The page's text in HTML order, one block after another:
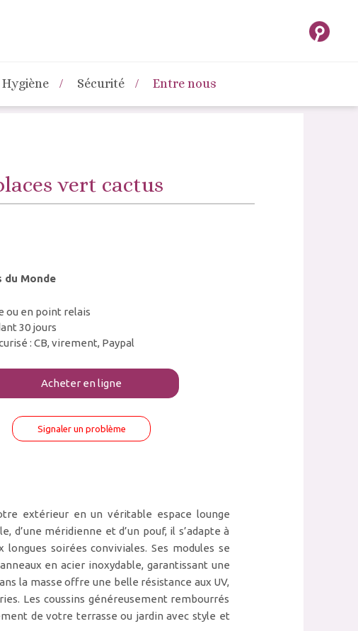
Hygiène Sécurité Entre nous
vert cactus
du Monde
ou en point relais
30 jours
: CB, virement, Paypal
Acheter en ligne
Signaler un problème
extérieur en un véritable espace lounge
d’une méridienne et d’un pouf, il s’adapte à
soirées conviviales. Ses modules se
en acier inoxydable, garantissant une
la masse offre une belle résistance aux UV,
Les coussins généreusement rembourrés
de votre terrasse ou jardin avec style et